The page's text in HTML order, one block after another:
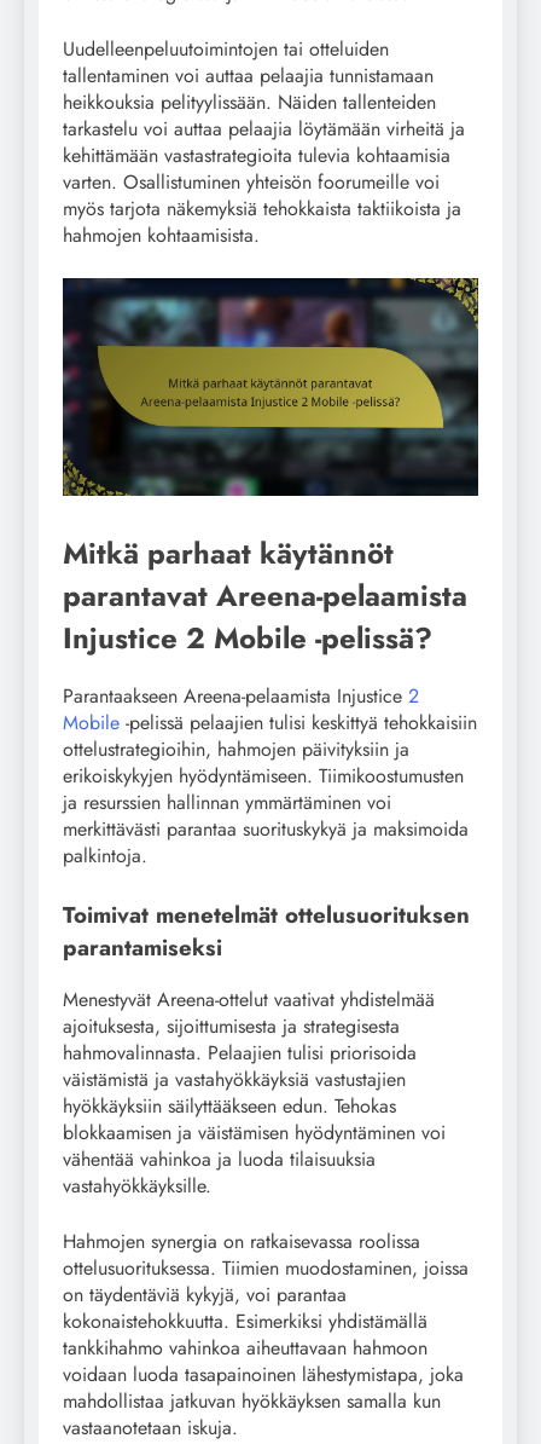
Uudelleenpeluutoimintojen tai otteluiden
tallentaminen voi auttaa pelaajia tunnistamaan
heikkouksia pelityylissään. Näiden tallenteiden
tarkastelu voi auttaa pelaajia löytämään virheitä ja
kehittämään vastastrategioita tulevia kohtaamisia
varten. Osallistuminen yhteisön foorumeille voi
myös tarjota näkemyksiä tehokkaista taktiikoista ja
hahmojen kohtaamisista.
Mitkä parhaat käytännöt
parantavat Areena-pelaamista
Injustice 2 Mobile -pelissä?
Parantaakseen Areena-pelaamista Injustice 2
Mobile -pelissä pelaajien tulisi keskittyä tehokkaisiin
ottelustrategioihin, hahmojen päivityksiin ja
erikoiskykyjen hyödyntämiseen. Tiimikoostumusten
ja resurssien hallinnan ymmärtäminen voi
merkittävästi parantaa suorituskykyä ja maksimoida
palkintoja.
Toimivat menetelmät ottelusuorituksen
parantamiseksi
Menestyvät Areena-ottelut vaativat yhdistelmää
ajoituksesta, sijoittumisesta ja strategisesta
hahmovalinnasta. Pelaajien tulisi priorisoida
väistämistä ja vastahyökkäyksiä vastustajien
hyökkäyksiin säilyttääkseen edun. Tehokas
blokkaamisen ja väistämisen hyödyntäminen voi
vähentää vahinkoa ja luoda tilaisuuksia
vastahyökkäyksille.
Hahmojen synergia on ratkaisevassa roolissa
ottelusuorituksessa. Tiimien muodostaminen, joissa
on täydentäviä kykyjä, voi parantaa
kokonaistehokkuutta. Esimerkiksi yhdistämällä
tankkihahmo vahinkoa aiheuttavaan hahmoon
voidaan luoda tasapainoinen lähestymistapa, joka
mahdollistaa jatkuvan hyökkäyksen samalla kun
vastaanotetaan iskuja.